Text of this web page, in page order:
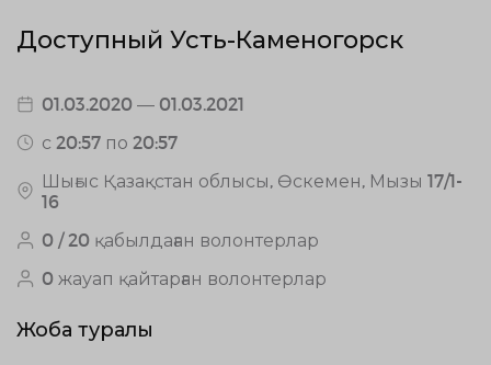
Доступный Усть-Каменогорск
01.03.2020 — 01.03.2021
с 20:57 по 20:57
Шығыс Қазақстан облысы, Өскемен, Мызы 17/1-
16
0 / 20 қабылдаған волонтерлар
0 жауап қайтарған волонтерлар
Жоба туралы